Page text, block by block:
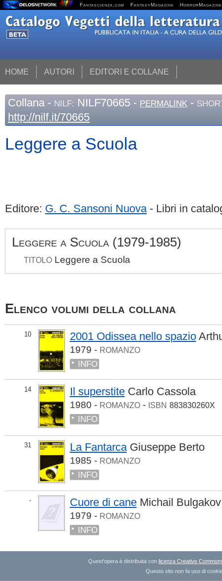
Fantascienza.com FantasyMagazine HorrorMagazine
HOME AUTORI EDITORI E COLLANE
Collana - NILF: NILF70665 - PERMALINK -
http://nilf.it/70665
Leggere a Scuola
Editore: G. C. Sansoni Nuova- Libri in
Leggere a Scuola (1979-1985)
TITOLO Leggere a Scuola
Elenco volumi della collana
10 2001 Odissea nello spazio
1979 - ROMANZO
INFO
14 Il superstite Carlo Cassola
1980 - ROMANZO- ISBN 883830260X
INFO
31 La Fantarca Giuseppe Berto
1985 - ROMANZO
INFO
- Cuore di cane Michail Bulgakov
1979 - ROMANZO
INFO
Quest'opera è distribuita con licenza Creative
Questo sito non fa uso di